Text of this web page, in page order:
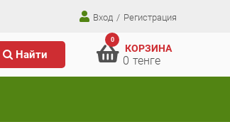
Вход / Регистрация
Найти
0
КОРЗИНА
0 тенге